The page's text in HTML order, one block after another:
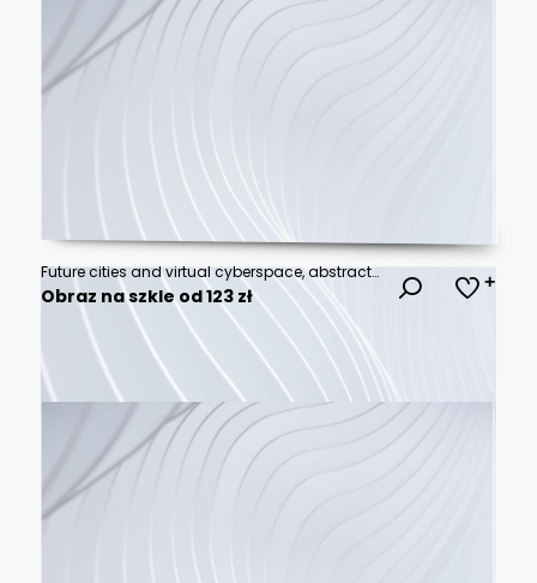
Future cities and virtual cyberspace, abstract technological concept background
Obraz na szkle od 123 zł